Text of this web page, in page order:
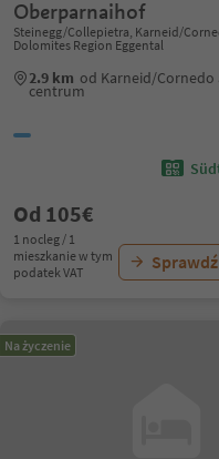
Oberparnaihof
Steinegg/Collepietra, Karneid/
Dolomites Region Eggental
2.9 km od Karneid/Cornedo
centrum
Od 105€
1 nocleg / 1
mieszkanie w tym
podatek VAT
Na życzenie